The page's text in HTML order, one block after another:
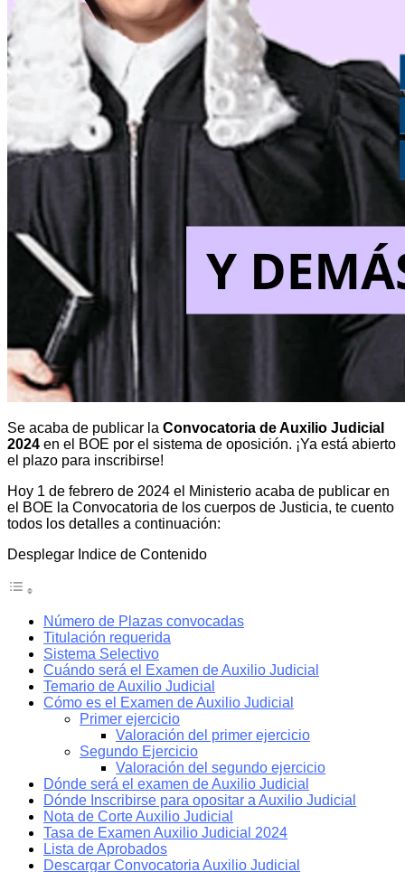
Se acaba de publicar la Convocatoria de Auxilio Judicial
2024 en el BOE por el sistema de oposición. ¡Ya está abierto
el plazo para inscribirse!
Hoy 1 de febrero de 2024 el Ministerio acaba de publicar en
el BOE la Convocatoria de los cuerpos de Justicia, te cuento
todos los detalles a continuación:
Desplegar Indice de Contenido
Número de Plazas convocadas
Titulación requerida
Sistema Selectivo
Cuándo será el Examen de Auxilio Judicial
Temario de Auxilio Judicial
Cómo es el Examen de Auxilio Judicial
Primer ejercicio
Valoración del primer ejercicio
Segundo Ejercicio
Valoración del segundo ejercicio
Dónde será el examen de Auxilio Judicial
Dónde Inscribirse para opositar a Auxilio Judicial
Nota de Corte Auxilio Judicial
Tasa de Examen Auxilio Judicial 2024
Lista de Aprobados
Descargar Convocatoria Auxilio Judicial